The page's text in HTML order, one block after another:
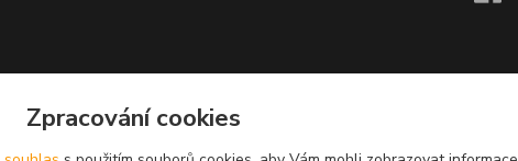
Zpracování cookies